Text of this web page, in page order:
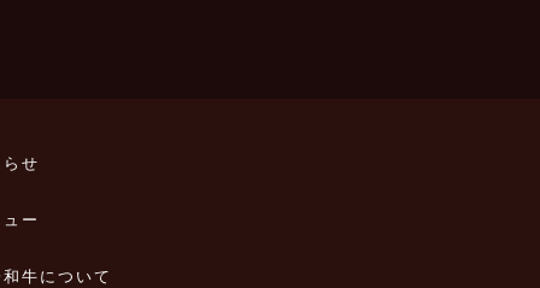
せ
ー
牛について